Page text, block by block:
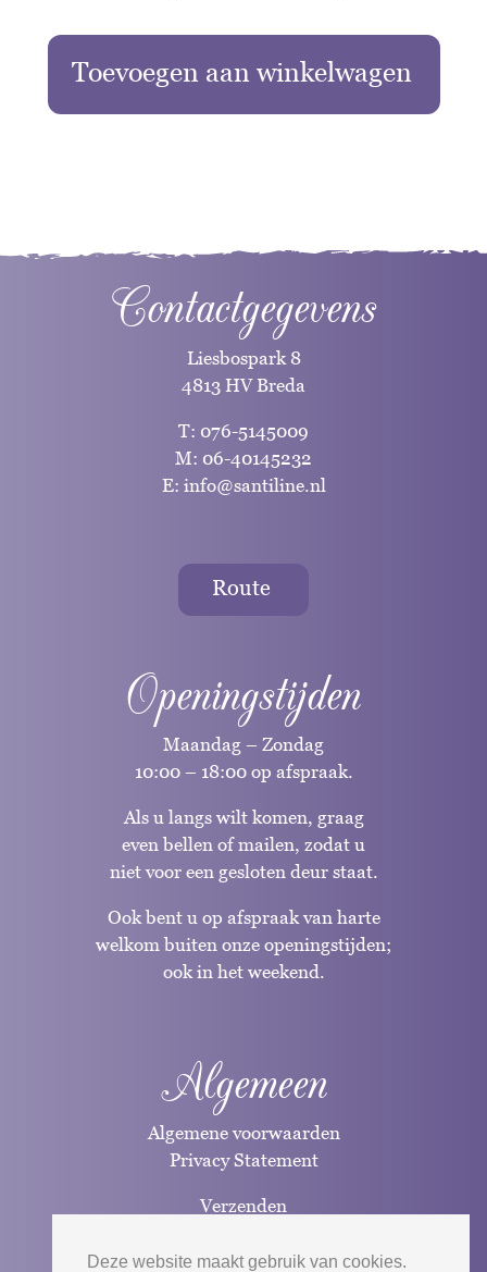
Deze website maakt gebruik van cookies.
Toevoegen aan winkelwagen
Contactgegevens
Liesbospark 8
4813 HV Breda
T: 076-5145009
M: 06-40145232
E: info@santiline.nl
Route
Openingstijden
Maandag – Zondag
10:00 – 18:00 op afspraak.
Als u langs wilt komen, graag
even bellen of mailen, zodat u
niet voor een gesloten deur staat.
Ook bent u op afspraak van harte
welkom buiten onze openingstijden;
ook in het weekend.
Algemeen
Algemene voorwaarden
Privacy Statement
Verzenden